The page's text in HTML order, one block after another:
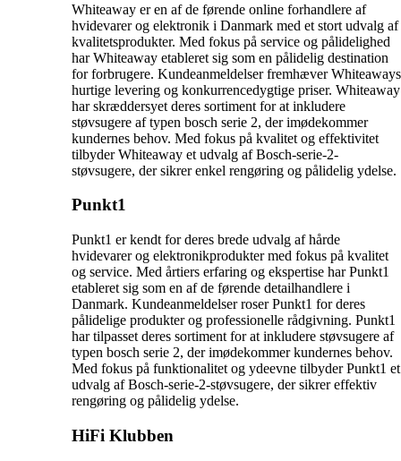
Whiteaway er en af de førende online forhandlere af
hvidevarer og elektronik i Danmark med et stort udvalg af
kvalitetsprodukter. Med fokus på service og pålidelighed
har Whiteaway etableret sig som en pålidelig destination
for forbrugere. Kundeanmeldelser fremhæver Whiteaways
hurtige levering og konkurrencedygtige priser. Whiteaway
har skræddersyet deres sortiment for at inkludere
støvsugere af typen bosch serie 2, der imødekommer
kundernes behov. Med fokus på kvalitet og effektivitet
tilbyder Whiteaway et udvalg af Bosch-serie-2-
støvsugere, der sikrer enkel rengøring og pålidelig ydelse.
Punkt1
Punkt1 er kendt for deres brede udvalg af hårde
hvidevarer og elektronikprodukter med fokus på kvalitet
og service. Med årtiers erfaring og ekspertise har Punkt1
etableret sig som en af de førende detailhandlere i
Danmark. Kundeanmeldelser roser Punkt1 for deres
pålidelige produkter og professionelle rådgivning. Punkt1
har tilpasset deres sortiment for at inkludere støvsugere af
typen bosch serie 2, der imødekommer kundernes behov.
Med fokus på funktionalitet og ydeevne tilbyder Punkt1 et
udvalg af Bosch-serie-2-støvsugere, der sikrer effektiv
rengøring og pålidelig ydelse.
HiFi Klubben